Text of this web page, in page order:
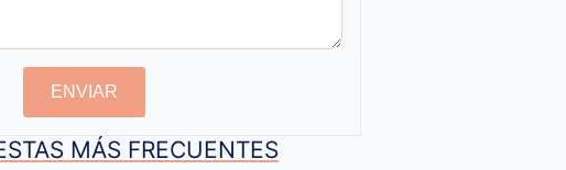
ENVIAR
MÁS FRECUENTES